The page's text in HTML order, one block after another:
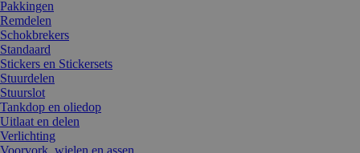
Pakkingen
Remdelen
Schokbrekers
Standaard
Stickers en Stickersets
Stuurdelen
Stuurslot
Tankdop en oliedop
Uitlaat en delen
Verlichting
Voorvork, wielen en assen